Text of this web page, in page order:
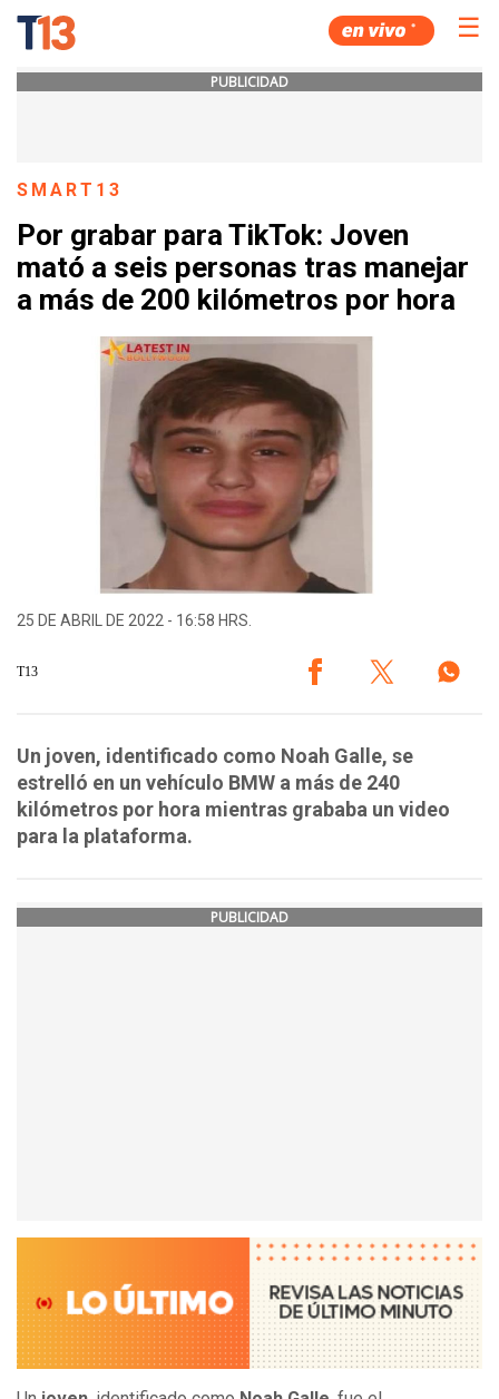
☰
PUBLICIDAD
SMART13
Por grabar para TikTok: Joven
mató a seis personas tras manejar
a más de 200 kilómetros por hora
25 DE ABRIL DE 2022 - 16:58 HRS.
T13
Un joven, identificado como Noah Galle, se
estrelló en un vehículo BMW a más de 240
kilómetros por hora mientras grababa un video
para la plataforma.
PUBLICIDAD